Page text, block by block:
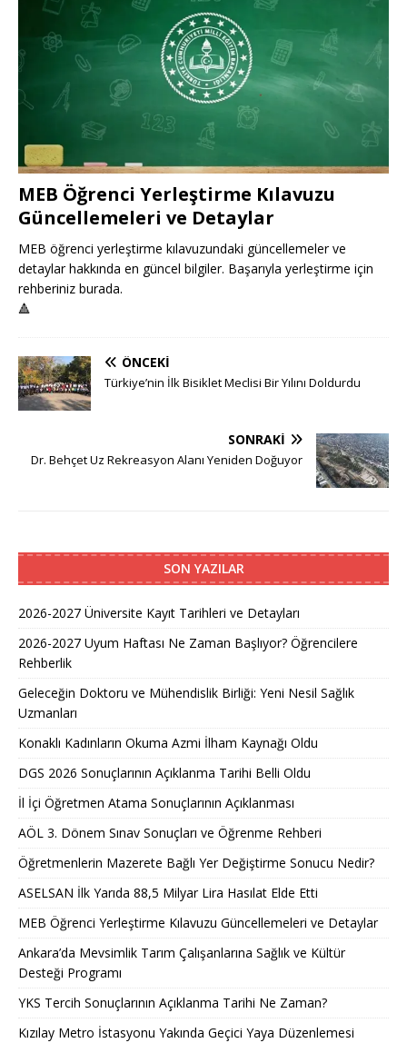
MEB Öğrenci Yerleştirme Kılavuzu
Güncellemeleri ve Detaylar
MEB öğrenci yerleştirme kılavuzundaki güncellemeler ve
detaylar hakkında en güncel bilgiler. Başarıyla yerleştirme için
rehberiniz burada.
🔺
ÖNCEKI
Türkiye’nin İlk Bisiklet Meclisi Bir Yılını Doldurdu
SONRAKI
Dr. Behçet Uz Rekreasyon Alanı Yeniden Doğuyor
SON YAZILAR
2026-2027 Üniversite Kayıt Tarihleri ve Detayları
2026-2027 Uyum Haftası Ne Zaman Başlıyor? Öğrencilere
Rehberlik
Geleceğin Doktoru ve Mühendislik Birliği: Yeni Nesil Sağlık
Uzmanları
Konaklı Kadınların Okuma Azmi İlham Kaynağı Oldu
DGS 2026 Sonuçlarının Açıklanma Tarihi Belli Oldu
İl İçi Öğretmen Atama Sonuçlarının Açıklanması
AÖL 3. Dönem Sınav Sonuçları ve Öğrenme Rehberi
Öğretmenlerin Mazerete Bağlı Yer Değiştirme Sonucu Nedir?
ASELSAN İlk Yarıda 88,5 Milyar Lira Hasılat Elde Etti
MEB Öğrenci Yerleştirme Kılavuzu Güncellemeleri ve Detaylar
Ankara’da Mevsimlik Tarım Çalışanlarına Sağlık ve Kültür
Desteği Programı
YKS Tercih Sonuçlarının Açıklanma Tarihi Ne Zaman?
Kızılay Metro İstasyonu Yakında Geçici Yaya Düzenlemesi